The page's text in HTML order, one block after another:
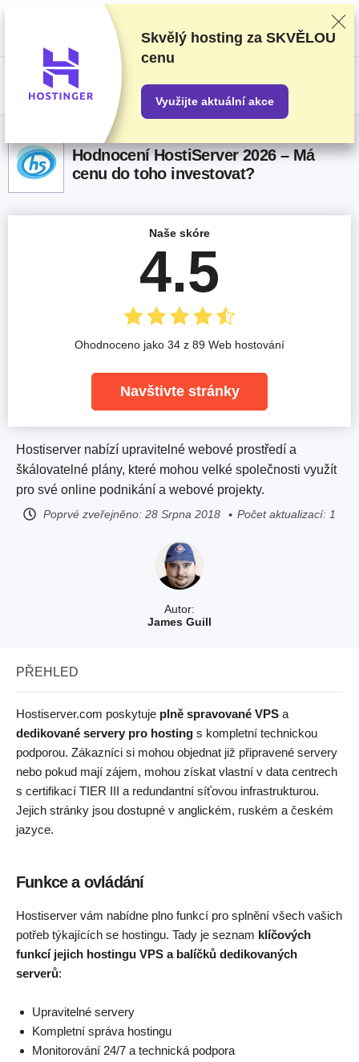
Poskytovatele hodnotíme na základě důkladného testování a průzkumu,
ale také s ohledem na vaši zpětnou vazbu a naše obchodní dohody s
poskytovateli. Tato stránka obsahuje partnerské odkazy.Prohlášení o
US$
Hodnocení HostiServer 2026 – Má
cenu do toho investovat?
Autor:
James Guill
Hostiserver nabízí upravitelné webové prostředí a
škálovatelné plány, které mohou velké společnosti využít
pro své online podnikání a webové projekty.
Poprvé zveřejněno: 28 Srpna 2018 Počet aktualizací: 1
Naše skóre
4.5
Ohodnoceno jako 34 z 89 Web hostování
Navštivte stránky
PŘEHLED
Hostiserver.com poskytuje plně spravované VPS a
dedikované servery pro hosting s kompletní technickou
podporou. Zákazníci si mohou objednat již připravené servery
nebo pokud mají zájem, mohou získat vlastní v data centrech
s certifikací TIER III a redundantní síťovou infrastrukturou.
Jejich stránky jsou dostupné v anglickém, ruském a českém
jazyce.
Funkce a ovládání
Hostiserver vám nabídne plno funkcí pro splnění všech vašich
potřeb týkajících se hostingu. Tady je seznam klíčových
funkcí jejich hostingu VPS a balíčků dedikovaných
serverů:
Upravitelné servery
Kompletní správa hostingu
Monitorování 24/7 a technická podpora
Skvělý hosting za SKVĚLOU
cenu
Využijte aktuální akce